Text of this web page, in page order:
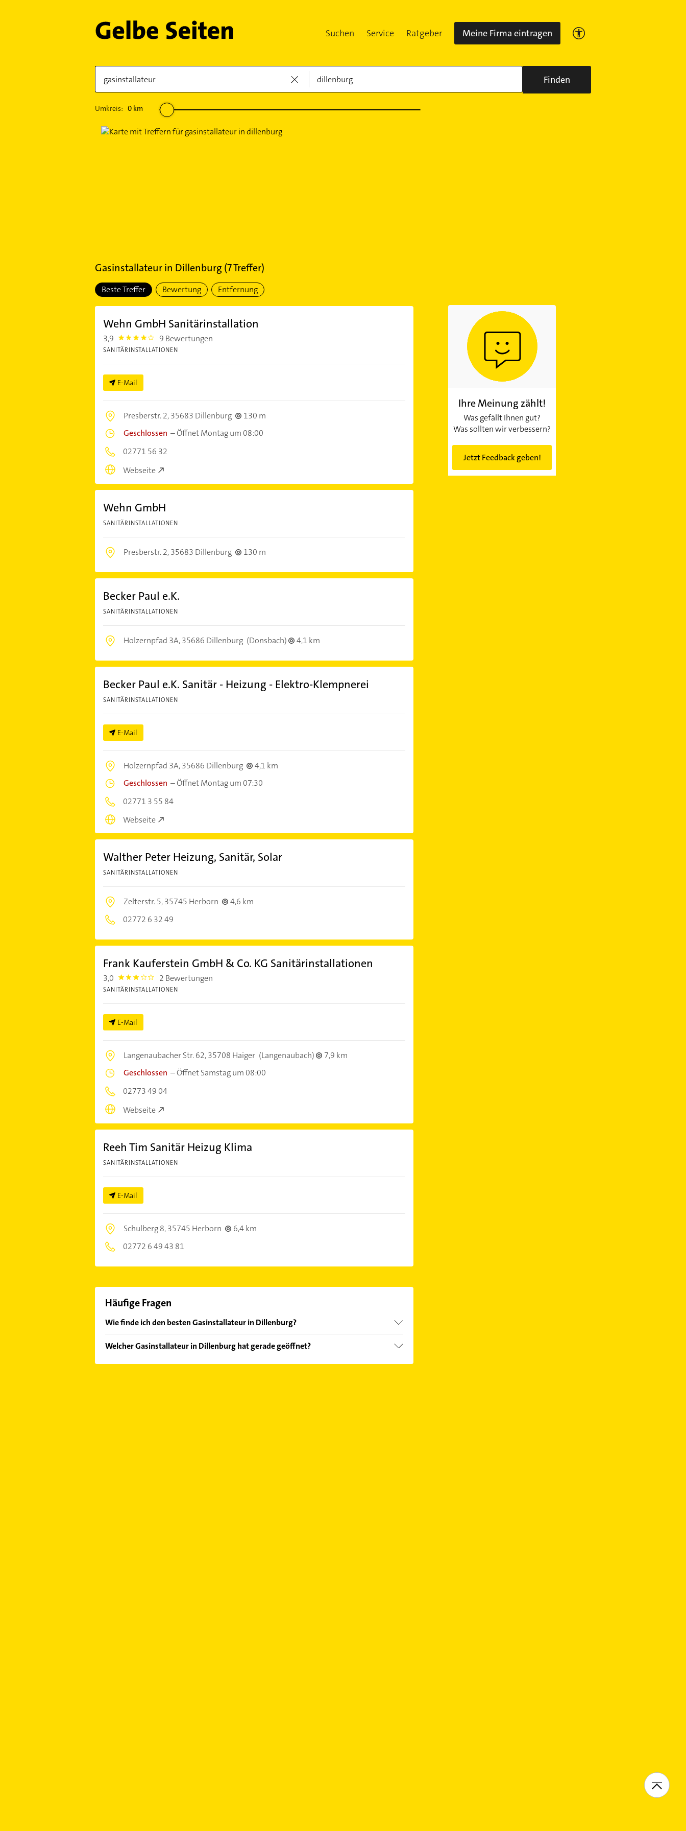
Suchen Service Ratgeber Meine Firma eintragen
Finden
Umkreis: 0km
Gasinstallateurin Dillenburg (7Treffer)
Beste Treffer Bewertung Entfernung
Wehn GmbH Sanitärinstallation
3,9 3.9 9 Bewertungen
SANITÄRINSTALLATIONEN
E-Mail
Presberstr. 2,35683 Dillenburg
130 m
Geschlossen –Öffnet Montag um 08:00
02771 56 32
Webseite
Wehn GmbH
SANITÄRINSTALLATIONEN
Presberstr. 2,35683 Dillenburg 130 m
Becker Paul e.K.
SANITÄRINSTALLATIONEN
Holzernpfad 3A,35686 Dillenburg (Donsbach) 4,1 km
Becker Paul e.K. Sanitär - Heizung - Elektro-Klempnerei
SANITÄRINSTALLATIONEN
E-Mail
Holzernpfad 3A,35686 Dillenburg
4,1 km
Geschlossen –Öffnet Montag um 07:30
02771 3 55 84
Webseite
Walther Peter Heizung, Sanitär, Solar
SANITÄRINSTALLATIONEN
Zelterstr. 5,35745 Herborn
4,6 km
02772 6 32 49
Frank Kauferstein GmbH & Co. KG Sanitärinstallationen
3,0 3.0 2 Bewertungen
SANITÄRINSTALLATIONEN
E-Mail
Langenaubacher Str. 62,35708 Haiger (Langenaubach)
7,9 km
Geschlossen –Öffnet Samstag um 08:00
02773 49 04
Webseite
Reeh Tim Sanitär Heizug Klima
SANITÄRINSTALLATIONEN
E-Mail
Schulberg 8,35745 Herborn
6,4 km
02772 6 49 43 81
Häufige Fragen
Wie finde ich den besten Gasinstallateur in Dillenburg?
von den Empfehlungen. Die Suchergebnisse können Sie sich einfach nach
Bewertungensortiert anzeigen lassen.
Welcher Gasinstallateur in Dillenburg hat gerade geöffnet?
Im Anbieter-Bereich finden Sie alleÖffnungszeiten. Bitte beachten Sie, dass diese an
Ihre Meinung zählt!
Was gefällt Ihnen gut?
Was sollten wir verbessern?
Jetzt Feedback geben!